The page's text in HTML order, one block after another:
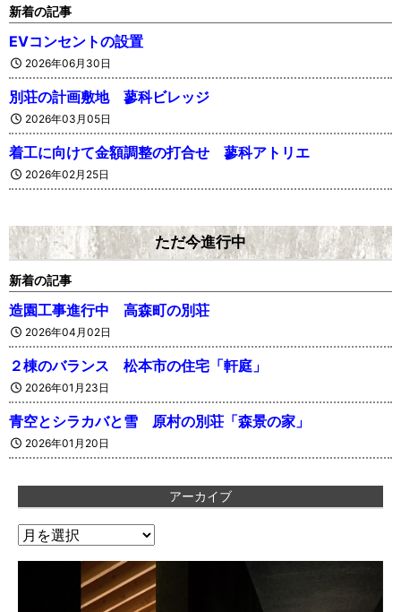
新着の記事
EVコンセントの設置
2026年06月30日
別荘の計画敷地 蓼科ビレッジ
2026年03月05日
着工に向けて金額調整の打合せ 蓼科アトリエ
2026年02月25日
ただ今進行中
新着の記事
造園工事進行中 高森町の別荘
2026年04月02日
２棟のバランス 松本市の住宅「軒庭」
2026年01月23日
青空とシラカバと雪 原村の別荘「森景の家」
2026年01月20日
アーカイブ
ア